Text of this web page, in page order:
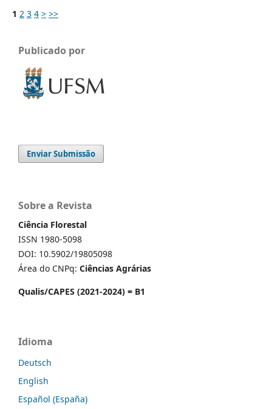
1 2 3 4 > >>
Publicado por
Enviar Submissão
Sobre a Revista
Ciência Florestal
ISSN 1980-5098
DOI: 10.5902/19805098
Área do CNPq: Ciências Agrárias
Qualis/CAPES (2021-2024) = B1
Idioma
Deutsch
English
Español (España)